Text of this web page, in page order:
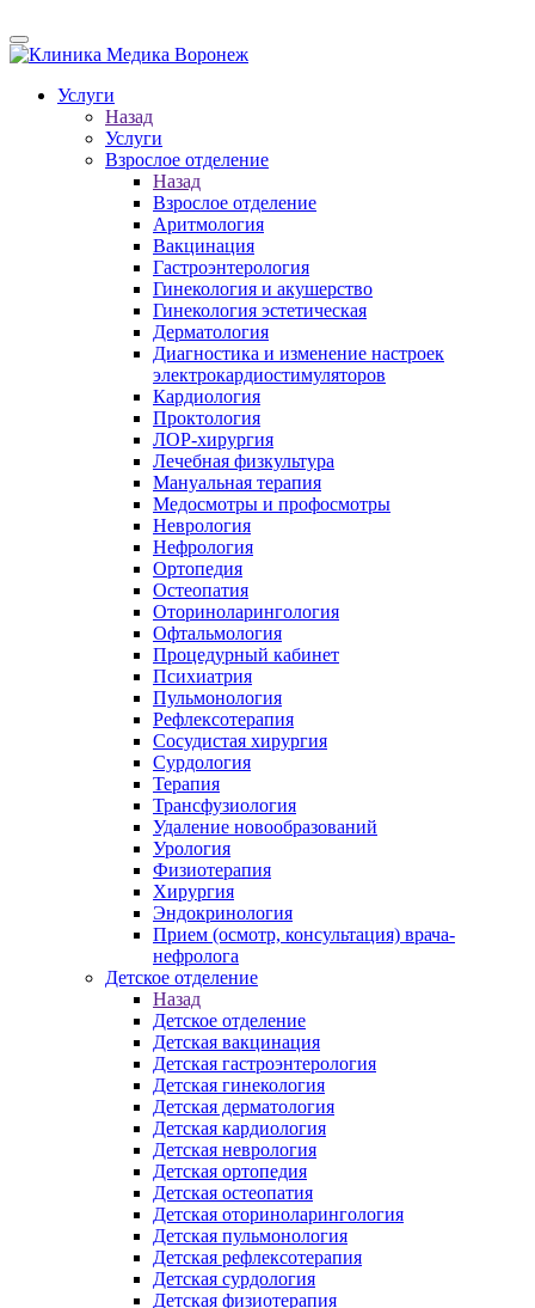
Услуги
Назад
Услуги
Взрослое отделение
Назад
Взрослое отделение
Аритмология
Вакцинация
Гастроэнтерология
Гинекология и акушерство
Гинекология эстетическая
Дерматология
Диагностика и изменение настроек
электрокардиостимуляторов
Кардиология
Проктология
ЛОР-хирургия
Лечебная физкультура
Мануальная терапия
Медосмотры и профосмотры
Неврология
Нефрология
Ортопедия
Остеопатия
Оториноларингология
Офтальмология
Процедурный кабинет
Психиатрия
Пульмонология
Рефлексотерапия
Сосудистая хирургия
Сурдология
Терапия
Трансфузиология
Удаление новообразований
Урология
Физиотерапия
Хирургия
Эндокринология
Прием (осмотр, консультация) врача-
нефролога
Детское отделение
Назад
Детское отделение
Детская вакцинация
Детская гастроэнтерология
Детская гинекология
Детская дерматология
Детская кардиология
Детская неврология
Детская ортопедия
Детская остеопатия
Детская оториноларингология
Детская пульмонология
Детская рефлексотерапия
Детская сурдология
Детская физиотерапия